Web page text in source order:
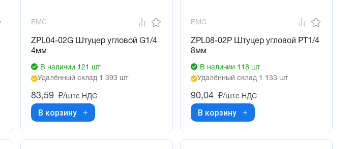
EMC
ZPL04-02G Штуцер угловой G1/4
4мм
В наличии 121 шт
Удалённый склад 1 393 шт
83,59 ₽/штс НДС
В корзину
EMC
ZPL08-02P Штуцер угловой PT1/4
8мм
В наличии 118 шт
Удалённый склад 1 133 шт
90,04 ₽/штс НДС
В корзину